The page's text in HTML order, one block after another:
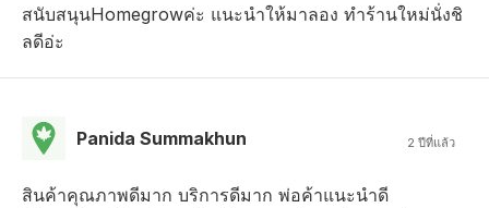
สนับสนุนHomegrowค่ะ แนะนำให้มาลอง ทำร้านใหม่นั่งชิ
ลดีอ่ะ
Panida Summakhun 2 ปีที่แล้ว
สินค้าคุณภาพดีมาก บริการดีมาก พ่อค้าแนะนำดี